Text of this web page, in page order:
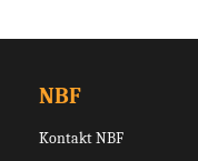
NBF
Kontakt NBF